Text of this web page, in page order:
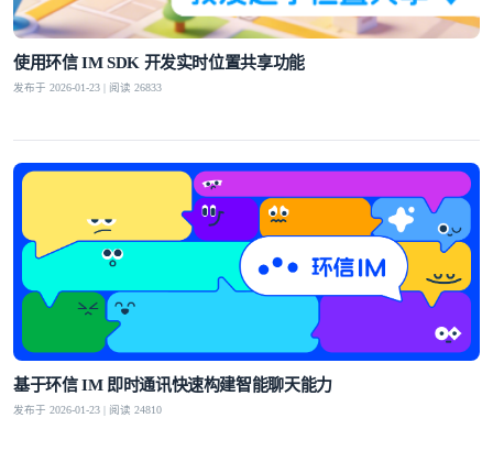
使用环信 IM SDK 开发实时位置共享功能
发布于 2026-01-23 | 阅读 26833
基于环信 IM 即时通讯快速构建智能聊天能力
发布于 2026-01-23 | 阅读 24810